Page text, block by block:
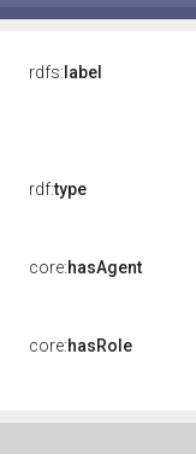
rdfs: label
rdf:type
core:hasAgent
core:hasRole